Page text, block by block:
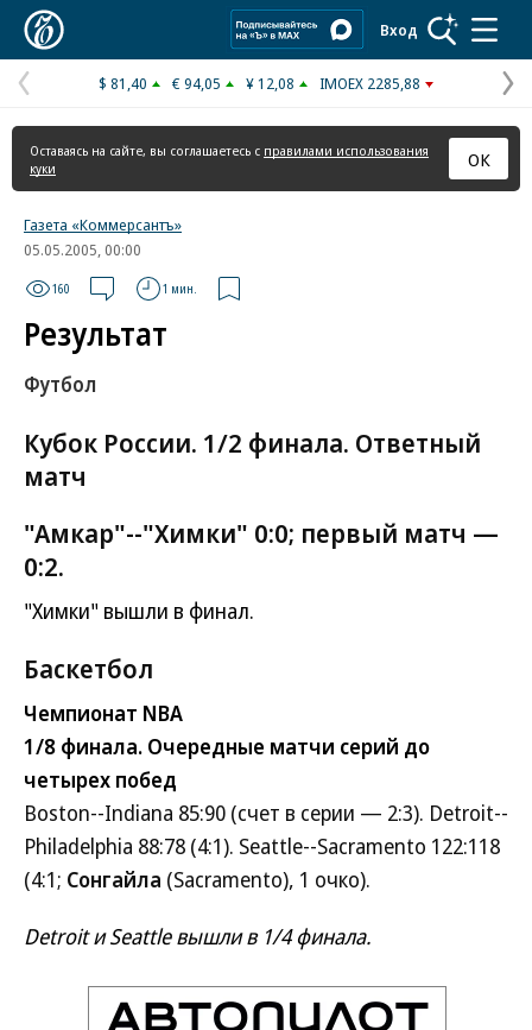
Вход
Предыдущая
страница
$ 81,40 € 94,05 ¥ 12,08 IMOEX 2285,88
Оставаясь на сайте, вы соглашаетесь с правилами использования
куки
ОК
Газета «Коммерсантъ»
05.05.2005, 00:00
160 1 мин.
Результат
Футбол
Кубок России. 1/2 финала. Ответный
матч
"Амкар"--"Химки" 0:0; первый матч —
0:2.
"Химки" вышли в финал.
Баскетбол
Чемпионат NBA
1/8 финала. Очередные матчи серий до
четырех побед
Boston--Indiana 85:90 (счет в серии — 2:3). Detroit--
Philadelphia 88:78 (4:1). Seattle--Sacramento 122:118
(4:1; Сонгайла (Sacramento), 1 очко).
Detroit и Seattle вышли в 1/4 финала.